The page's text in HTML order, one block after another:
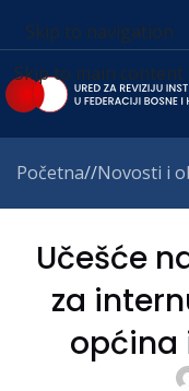
Skip to navigation
Skip to main content
Početna/ Novosti i
Učešće
za
općina